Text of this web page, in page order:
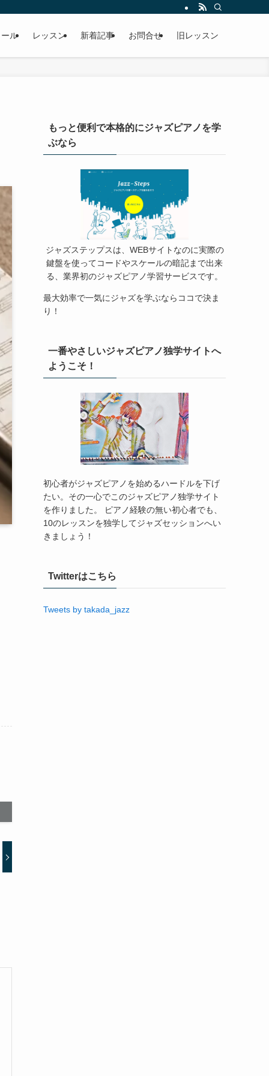
ル レッスン 新着記事 お問合せ 旧レッスン
もっと便利で本格的にジャズピアノを学
ぶなら
ジャズステップスは、WEBサイトなのに実際の
鍵盤を使ってコードやスケールの暗記まで出来
る、業界初のジャズピアノ学習サービスです。
最大効率で一気にジャズを学ぶならココで決ま
り！
一番やさしいジャズピアノ独学サイトへ
ようこそ！
初心者がジャズピアノを始めるハードルを下げ
たい。その一心でこのジャズピアノ独学サイト
を作りました。 ピアノ経験の無い初心者でも、
10のレッスンを独学してジャズセッションへい
きましょう！
Twitterはこちら
Tweets by takada_jazz